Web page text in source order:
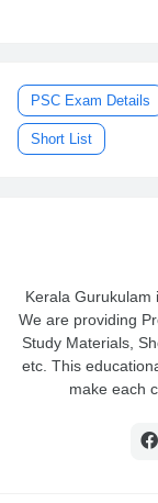
PSC Exam Details
Short List
Kerala Gurukulam
We are providing
Study Materials,
etc. This
make each